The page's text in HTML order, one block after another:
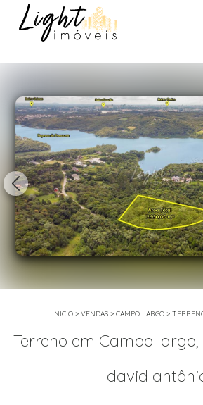
INÍCIO> VENDAS> CAMPO LARGO>
Terreno em Campo
david